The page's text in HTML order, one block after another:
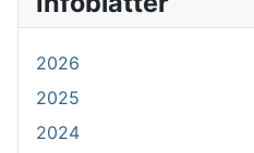
2026
2025
2024